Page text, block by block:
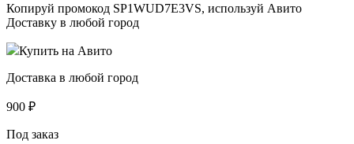
Копируй промокод SP1WUD7E3VS, используй Авито
Доставку в любой город
Купить на Авито
Доставка в любой город
900 ₽
Под заказ